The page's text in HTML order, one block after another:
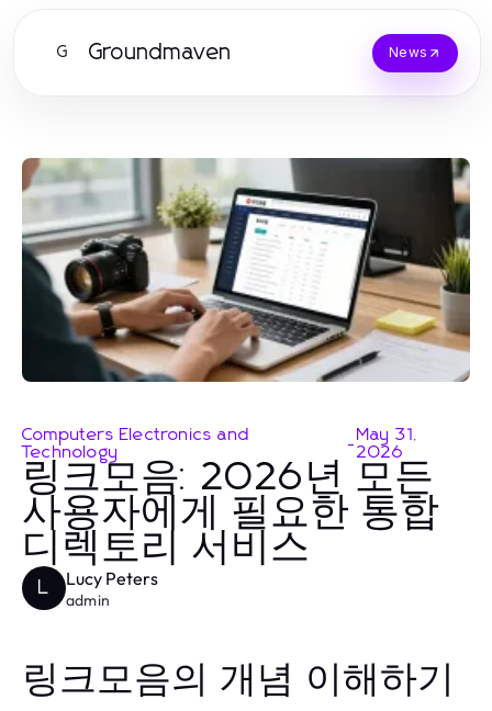
G Groundmaven News
Computers Electronics and
Technology
- May 31,
2026
링크모음: 2026년 모든
사용자에게 필요한 통합
디렉토리 서비스
L Lucy Peters
admin
링크모음의 개념 이해하기